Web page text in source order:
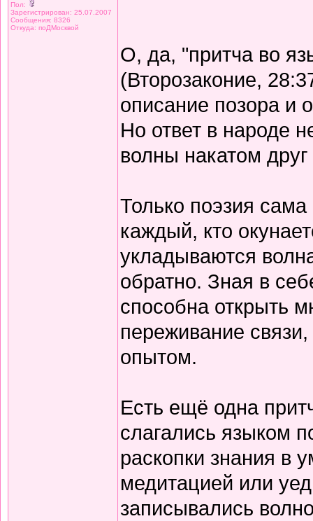
Пол:
Зарегистрирован: 25.07.2007
Сообщения: 8326
Откуда: поДМосквой
О, да, "притча во
(Второзаконие,
описание позора и
Но ответ в народе
волны накатом
Только поэзия
каждый, кто
укладываются
обратно. Зная в
способна открыть
переживание связи,
опытом.
Есть ещё одна
слагались языком
раскопки знания в
медитацией или
записывались